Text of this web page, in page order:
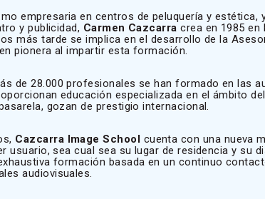
empresaria en centros de peluquería y
y publicidad, Carmen Cazcarra crea en 1985 en
más tarde se implica en el desarrollo de la
pionera al impartir esta formación.
de 28.000 profesionales se han formado en las
educación especializada en el ámbito
gozan de prestigio internacional.
Cazcarra Image School cuenta con una nueva
usuario, sea cual sea su lugar de residencia y su
formación basada en un continuo
audiovisuales.